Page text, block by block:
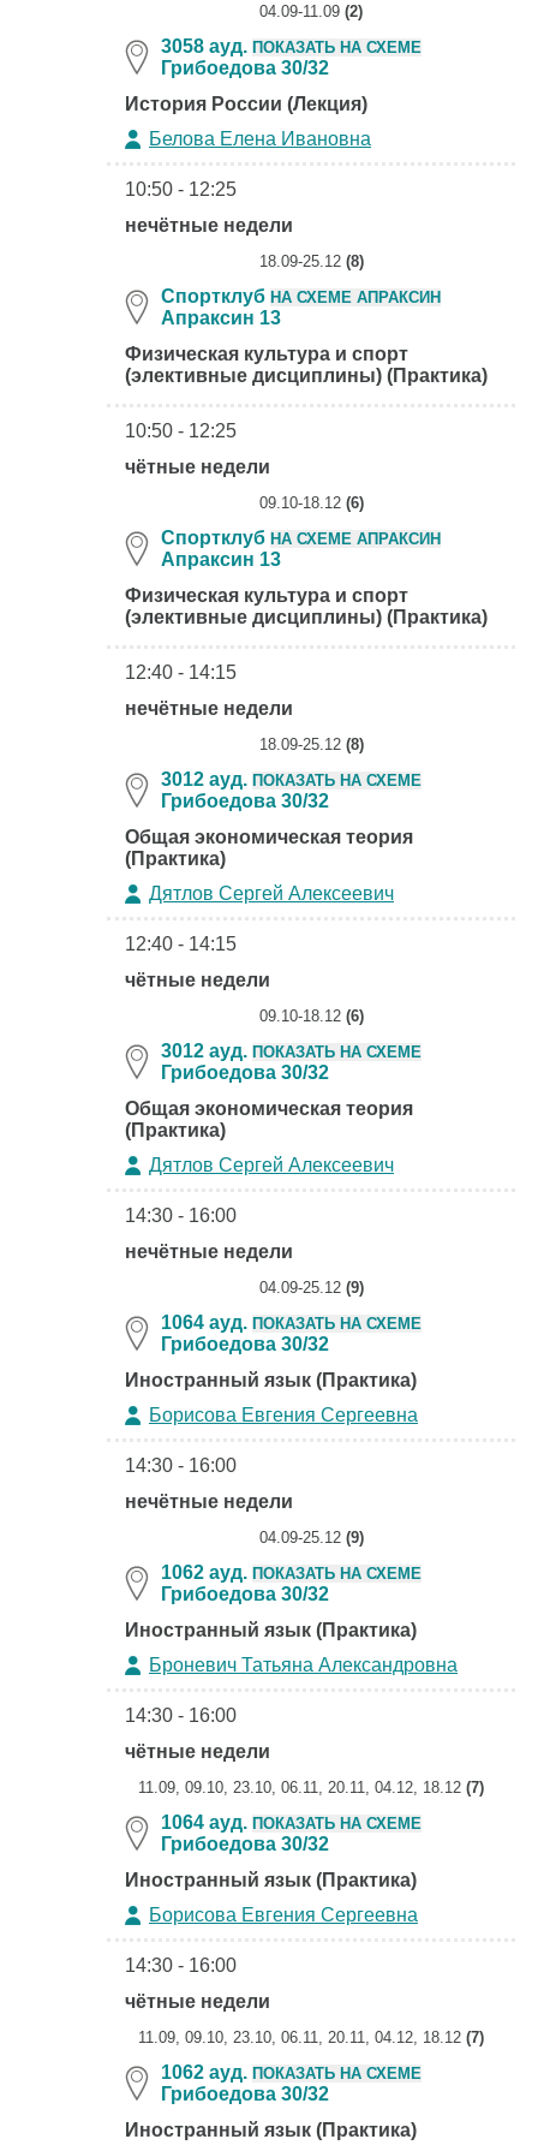
04.09-11.09 (2)
3058 ауд. ПОКАЗАТЬ НА СХЕМЕ
Грибоедова 30/32
История России (Лекция)
Белова Елена Ивановна
10:50 - 12:25
нечётные недели
18.09-25.12 (8)
Спортклуб НА СХЕМЕ АПРАКСИН
Апраксин 13
Физическая культура и спорт
(элективные дисциплины) (Практика)
10:50 - 12:25
чётные недели
09.10-18.12 (6)
Спортклуб НА СХЕМЕ АПРАКСИН
Апраксин 13
Физическая культура и спорт
(элективные дисциплины) (Практика)
12:40 - 14:15
нечётные недели
18.09-25.12 (8)
3012 ауд. ПОКАЗАТЬ НА СХЕМЕ
Грибоедова 30/32
Общая экономическая теория
(Практика)
Дятлов Сергей Алексеевич
12:40 - 14:15
чётные недели
09.10-18.12 (6)
3012 ауд. ПОКАЗАТЬ НА СХЕМЕ
Грибоедова 30/32
Общая экономическая теория
(Практика)
Дятлов Сергей Алексеевич
14:30 - 16:00
нечётные недели
04.09-25.12 (9)
1064 ауд. ПОКАЗАТЬ НА СХЕМЕ
Грибоедова 30/32
Иностранный язык (Практика)
Борисова Евгения Сергеевна
14:30 - 16:00
нечётные недели
04.09-25.12 (9)
1062 ауд. ПОКАЗАТЬ НА СХЕМЕ
Грибоедова 30/32
Иностранный язык (Практика)
Броневич Татьяна Александровна
14:30 - 16:00
чётные недели
11.09, 09.10, 23.10, 06.11, 20.11, 04.12, 18.12 (7)
1064 ауд. ПОКАЗАТЬ НА СХЕМЕ
Грибоедова 30/32
Иностранный язык (Практика)
Борисова Евгения Сергеевна
14:30 - 16:00
чётные недели
11.09, 09.10, 23.10, 06.11, 20.11, 04.12, 18.12 (7)
1062 ауд. ПОКАЗАТЬ НА СХЕМЕ
Грибоедова 30/32
Иностранный язык (Практика)